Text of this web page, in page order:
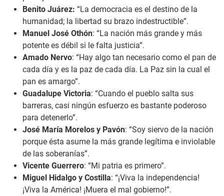
Benito Juárez: “La democracia es el destino de la
humanidad; la libertad su brazo indestructible”.
Manuel José Othón: “La nación más grande y más
potente es débil si le falta justicia”.
Amado Nervo: “Hay algo tan necesario como el pan de
cada día y es la paz de cada día. La Paz sin la cual el
pan es amargo”.
Guadalupe Victoria: “Cuando el pueblo salta sus
barreras, casi ningún esfuerzo es bastante poderoso
para detenerlo”.
José María Morelos y Pavón: “Soy siervo de la nación
porque ésta asume la más grande legítima e inviolable
de las soberanías”.
Vicente Guerrero: “Mi patria es primero”.
Miguel Hidalgo y Costilla: “¡Viva la independencia!
¡Viva la América! ¡Muera el mal gobierno!”.